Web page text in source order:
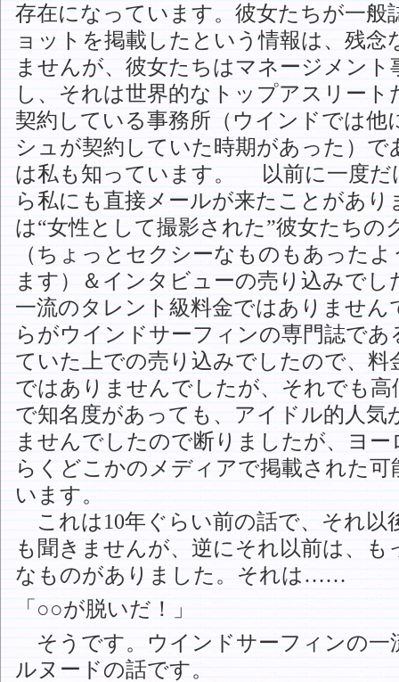
存在になっています。彼女たちが一般
ョットを掲載したという情報は、残念
ませんが、彼女たちはマネージメント
し、それは世界的なトップアスリー
契約している事務所（ウインドでは他
シュが契約していた時期があった）で
は私も知っています。 以前に一度だ
ら私にも直接メールが来たことがあり
は“女性として撮影された”彼女たちの
（ちょっとセクシーなものもあった
ます）＆インタビューの売り込みでし
一流のタレント級料金ではありません
らがウインドサーフィンの専門誌で
ていた上での売り込みでしたので、料
ではありませんでしたが、それでも高
で知名度があっても、アイドル的人気
ませんでしたので断りましたが、ヨ
らくどこかのメディアで掲載された可
います。
これは10年ぐらい前の話で、それ以
も聞きませんが、逆にそれ以前は、も
なものがありました。それは……
「○○が脱いだ！」
そうです。ウインドサーフィンの一
ルヌードの話です。